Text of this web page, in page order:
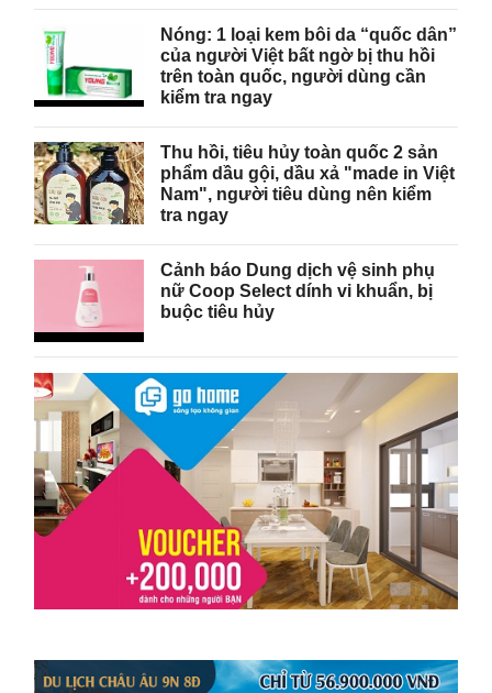
Nóng: 1 loại kem bôi da “quốc dân”
của người Việt bất ngờ bị thu hồi
trên toàn quốc, người dùng cần
kiểm tra ngay
Thu hồi, tiêu hủy toàn quốc 2 sản
phẩm dầu gội, dầu xả "made in Việt
Nam", người tiêu dùng nên kiểm
tra ngay
Cảnh báo Dung dịch vệ sinh phụ
nữ Coop Select dính vi khuẩn, bị
buộc tiêu hủy